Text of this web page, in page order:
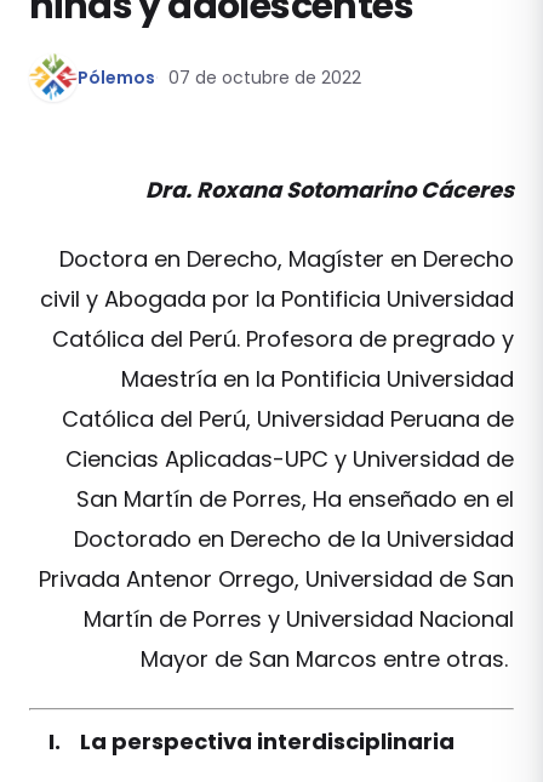
Pólemos 07 de octubre de 2022
Dra. Roxana Sotomarino Cáceres
Doctora en Derecho, Magíster en Derecho
civil y Abogada por la Pontificia Universidad
Católica del Perú. Profesora de pregrado y
Maestría en la Pontificia Universidad
Católica del Perú, Universidad Peruana de
Ciencias Aplicadas-UPC y Universidad de
San Martín de Porres, Ha enseñado en el
Doctorado en Derecho de la Universidad
Privada Antenor Orrego, Universidad de San
Martín de Porres y Universidad Nacional
Mayor de San Marcos entre otras.
I. La perspectiva interdisciplinaria